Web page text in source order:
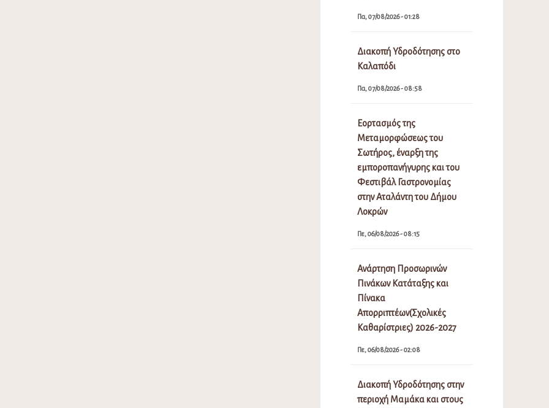
Πα, 07/08/2026 - 01:28
Διακοπή Υδροδότησης στο
Καλαπόδι
Πα, 07/08/2026 - 08:58
Εορτασμός της
Μεταμορφώσεως του
Σωτήρος, έναρξη της
εμποροπανήγυρης και του
Φεστιβάλ Γαστρονομίας
στην Αταλάντη του Δήμου
Λοκρών
Πε, 06/08/2026 - 08:15
Ανάρτηση Προσωρινών
Πινάκων Κατάταξης και
Πίνακα
Απορριπτέων(Σχολικές
Καθαρίστριες) 2026-2027
Πε, 06/08/2026 - 02:08
Διακοπή Υδροδότησης στην
περιοχή Μαμάκα και στους